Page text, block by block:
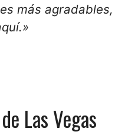
más
Las Vegas